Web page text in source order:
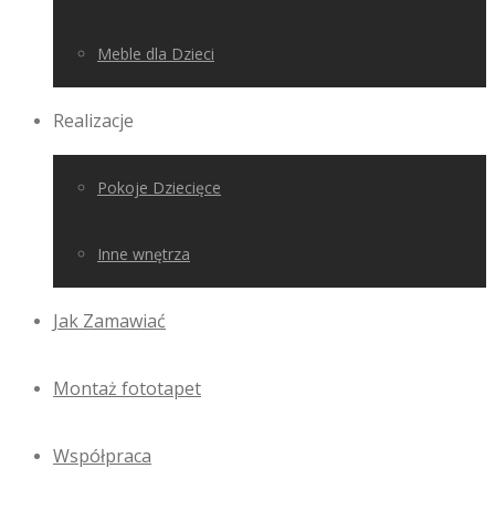
Meble dla Dzieci
Realizacje
Pokoje Dziecięce
Inne wnętrza
Jak Zamawiać
Montaż fototapet
Współpraca